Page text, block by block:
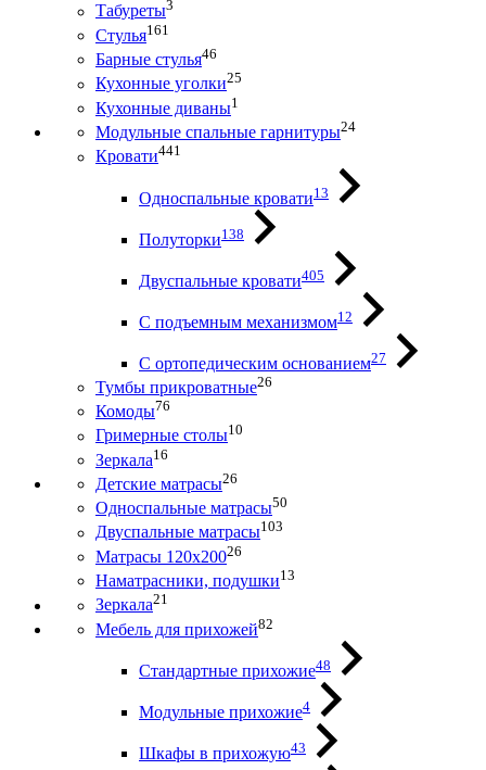
Табуреты3
Стулья161
Барные стулья46
Кухонные уголки25
Кухонные диваны1
Модульные спальные гарнитуры24
Кровати441
Односпальные кровати13
Полуторки138
Двуспальные кровати405
С подъемным механизмом12
С ортопедическим основанием27
Тумбы прикроватные26
Комоды76
Гримерные столы10
Зеркала16
Детские матрасы26
Односпальные матрасы50
Двуспальные матрасы103
Матрасы 120х20026
Наматрасники, подушки13
Зеркала21
Мебель для прихожей82
Стандартные прихожие48
Модульные прихожие4
Шкафы в прихожую43